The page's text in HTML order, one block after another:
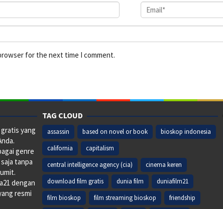
for the next time I comment.
yang
genre
tanpa
dengan
resmi
TAG CLOUD
assassin based on novel or book
bioskop indonesia
california
capitalism
central intelligence agency (cia)
cinema keren
download film gratis
dunia film
duniafilm21
film bioskop
film streaming bioskop
friendship